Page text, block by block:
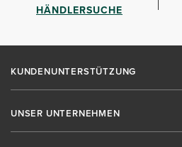
HÄNDLERSUCHE
KUNDENUNTERSTÜTZUNG
UNSER UNTERNEHMEN